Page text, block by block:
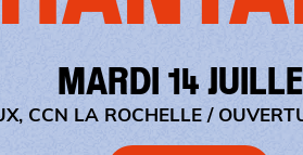
MARDI 14
CCN LA ROCHELLE /